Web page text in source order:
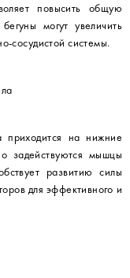
повысить общую
могут увеличить
сосудистой системы.
приходится на нижние
задействуются мышцы
развитию силы
для эффективного и